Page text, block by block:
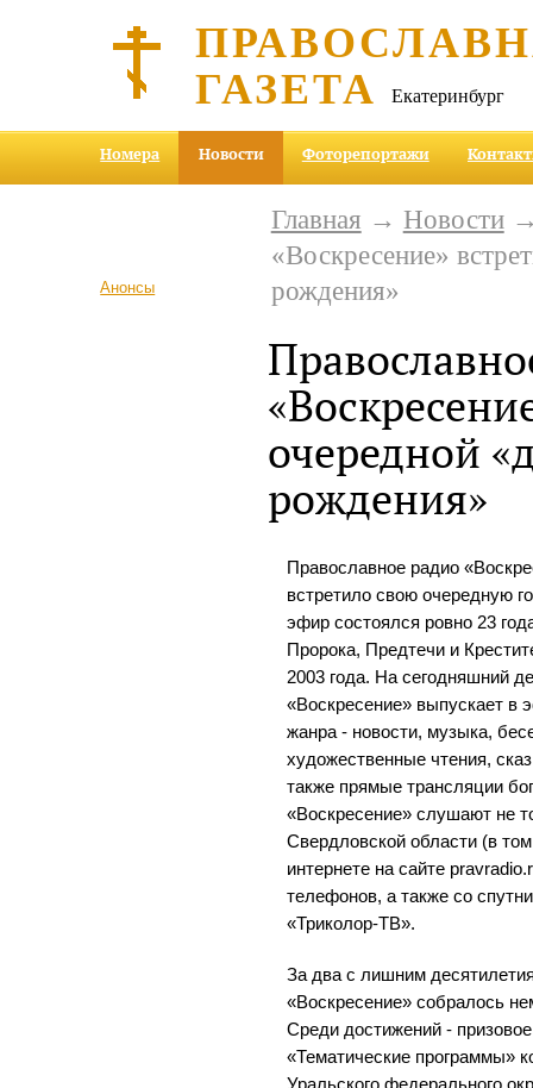
ГАЗЕТА Екатеринбург
Номера Новости Фоторепортажи
Анонсы
Главная → Новости→
«Воскресение»
рождения»
очередной
рождения»
Православное радио
встретило свою очередную
эфир состоялся ровно 23
Пророка, Предтечи и
2003 года. На сегодняшний
«Воскресение» выпускает в
жанра - новости, музыка,
художественные чтения,
также прямые трансляции
«Воскресение» слушают не
Свердловской области (в
интернете на сайте
телефонов, а также со
«Триколор-ТВ».
За два с лишним
«Воскресение» собралось
Среди достижений -
«Тематические программы»